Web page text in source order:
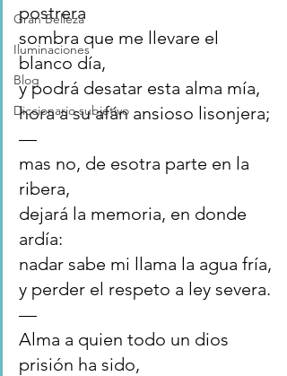
Gran Belleza
Iluminaciones
Blog
Diccionario subjetivo
postrera
sombra que me llevare el
blanco día,
y podrá desatar esta alma mía,
hora a su afán ansioso lisonjera;
—
mas no, de esotra parte en la
ribera,
dejará la memoria, en donde
ardía:
nadar sabe mi llama la agua fría,
y perder el respeto a ley severa.
—
Alma a quien todo un dios
prisión ha sido,